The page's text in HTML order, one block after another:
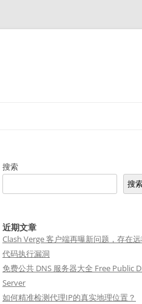
搜索
搜
近期文章
Clash Verge 客户端再曝新问题，存在
代码执行漏洞
免费公共 DNS 服务器大全 Free Public
Server
如何精准检测代理IP的真实地理位置？